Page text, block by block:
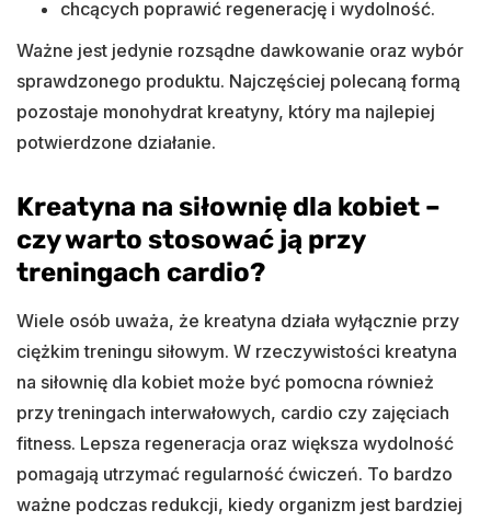
chcących poprawić regenerację i wydolność.
Ważne jest jedynie rozsądne dawkowanie oraz wybór
sprawdzonego produktu. Najczęściej polecaną formą
pozostaje monohydrat kreatyny, który ma najlepiej
potwierdzone działanie.
Kreatyna na siłownię dla kobiet –
czy warto stosować ją przy
treningach cardio?
Wiele osób uważa, że kreatyna działa wyłącznie przy
ciężkim treningu siłowym. W rzeczywistości kreatyna
na siłownię dla kobiet może być pomocna również
przy treningach interwałowych, cardio czy zajęciach
fitness. Lepsza regeneracja oraz większa wydolność
pomagają utrzymać regularność ćwiczeń. To bardzo
ważne podczas redukcji, kiedy organizm jest bardziej